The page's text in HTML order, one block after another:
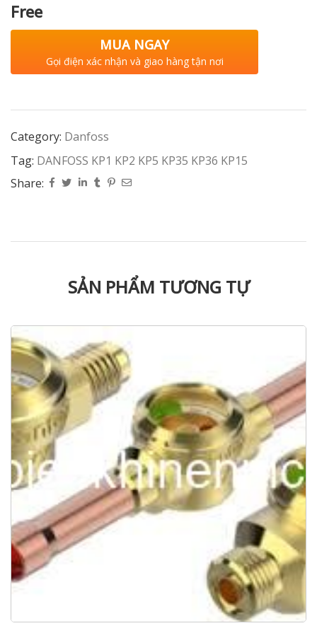
Free
MUA NGAY
Gọi điện xác nhận và giao hàng tận nơi
Category: Danfoss
Tag: DANFOSS KP1 KP2 KP5 KP35 KP36 KP15
Share:
SẢN PHẨM TƯƠNG TỰ